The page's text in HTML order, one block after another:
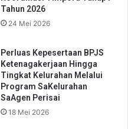
Tahun 2026
24 Mei 2026
Perluas Kepesertaan BPJS
Ketenagakerjaan Hingga
Tingkat Kelurahan Melalui
Program SaKelurahan
SaAgen Perisai
18 Mei 2026